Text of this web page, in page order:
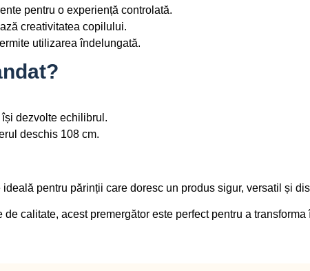
pentru o experiență controlată.
creativitatea copilului.
utilizarea îndelungată.
dezvolte echilibrul.
deschis 108 cm.
ideală pentru părinții care doresc un produs sigur, versatil și
calitate, acest premergător este perfect pentru a